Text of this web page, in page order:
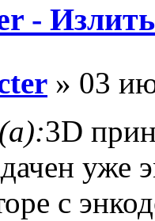
-
» 03
3D
уже
с